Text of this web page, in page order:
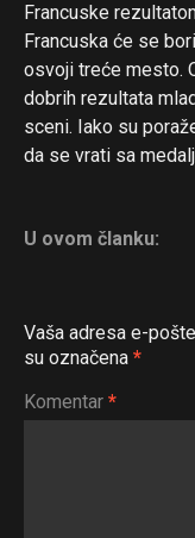
Francuske
Francuska će se
osvoji treće mesto.
dobrih rezultata
sceni. Iako su
da se vrati sa
U ovom članku:
Vaša adresa e-
su označena *
Komentar *